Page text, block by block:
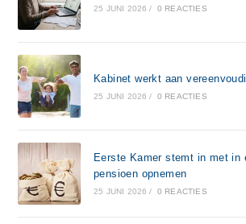
25 JUNI 2026 / 0 REACTIES
Kabinet werkt aan
25 JUNI 2026 / 0 REACTIES
Eerste Kamer stemt in met in
pensioen opnemen
25 JUNI 2026 / 0 REACTIES